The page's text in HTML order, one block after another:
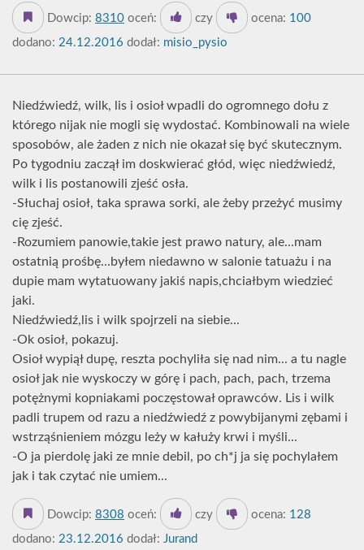
Dowcip: 8310 oceń: czy ocena: 100
dodano: 24.12.2016 dodał: misio_pysio
Niedźwiedź, wilk, lis i osioł wpadli do ogromnego dołu z
którego nijak nie mogli się wydostać. Kombinowali na wiele
sposobów, ale żaden z nich nie okazał się być skutecznym.
Po tygodniu zaczął im doskwierać głód, więc niedźwiedź,
wilk i lis postanowili zjeść osła.
-Słuchaj osioł, taka sprawa sorki, ale żeby przeżyć musimy
cię zjeść.
-Rozumiem panowie,takie jest prawo natury, ale...mam
ostatnią prośbę...byłem niedawno w salonie tatuażu i na
dupie mam wytatuowany jakiś napis,chciałbym wiedzieć
jaki.
Niedźwiedź,lis i wilk spojrzeli na siebie...
-Ok osioł, pokazuj.
Osioł wypiął dupę, reszta pochyliła się nad nim... a tu nagle
osioł jak nie wyskoczy w górę i pach, pach, pach, trzema
potężnymi kopniakami poczęstował oprawców. Lis i wilk
padli trupem od razu a niedźwiedź z powybijanymi zębami i
wstrząśnieniem mózgu leży w kałuży krwi i myśli...
-O ja pierdolę jaki ze mnie debil, po ch*j ja się pochylałem
jak i tak czytać nie umiem...
Dowcip: 8308 oceń: czy ocena: 128
dodano: 23.12.2016 dodał: Jurand